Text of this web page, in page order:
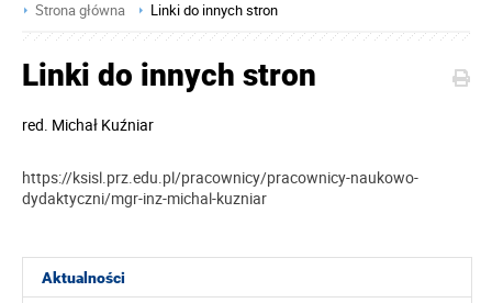
Strona główna Linki do innych stron
Aktualności
Linki do innych stron
red. Michał Kuźniar
https://ksisl.prz.edu.pl/pracownicy/pracownicy-naukowo-
dydaktyczni/mgr-inz-michal-kuzniar